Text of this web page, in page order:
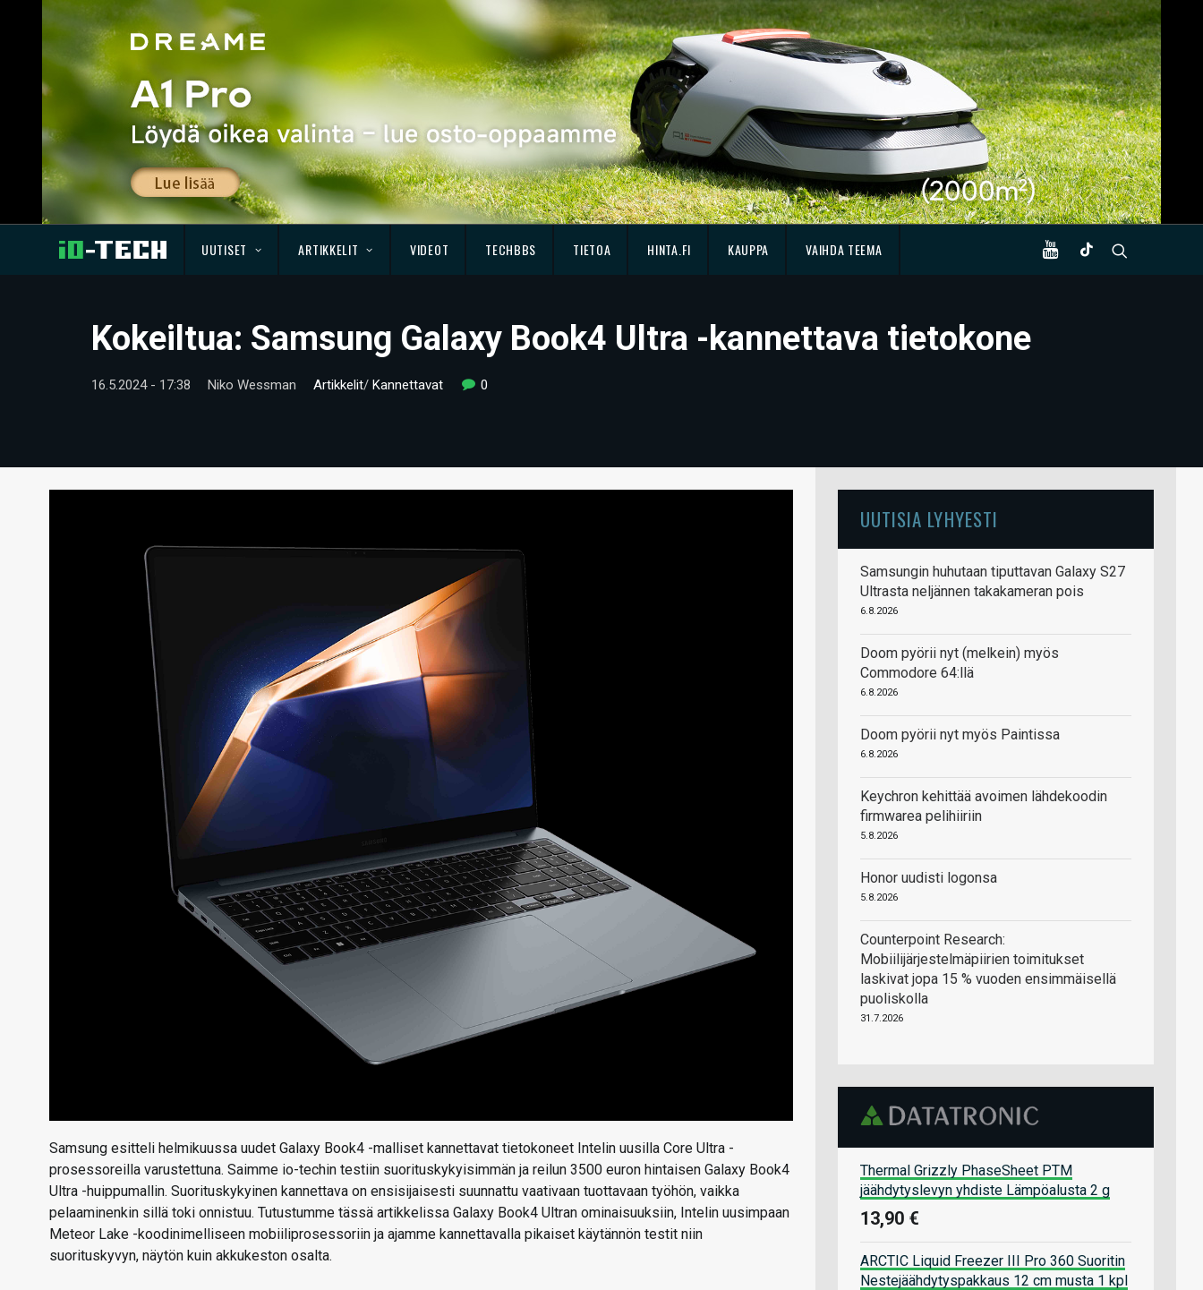
UUTISET ARTIKKELIT VIDEOT TECHBBS TIETOA HINTA.FI KAUPPA VAIHDA TEEMA
Kokeiltua: Samsung Galaxy Book4 Ultra -kannettava tietokone
16.5.2024 - 17:38 Niko Wessman Artikkelit/ Kannettavat 0
Samsung esitteli helmikuussa uudet Galaxy Book4 -malliset kannettavat tietokoneet Intelin uusilla Core Ultra -
prosessoreilla varustettuna. Saimme io-techin testiin suorituskykyisimmän ja reilun 3500 euron hintaisen Galaxy Book4
Ultra -huippumallin. Suorituskykyinen kannettava on ensisijaisesti suunnattu vaativaan tuottavaan työhön, vaikka
pelaaminenkin sillä toki onnistuu. Tutustumme tässä artikkelissa Galaxy Book4 Ultran ominaisuuksiin, Intelin uusimpaan
Meteor Lake -koodinimelliseen mobiiliprosessoriin ja ajamme kannettavalla pikaiset käytännön testit niin
suorituskyvyn, näytön kuin akkukeston osalta.
UUTISIA LYHYESTI
Samsungin huhutaan tiputtavan Galaxy S27
Ultrasta neljännen takakameran pois
6.8.2026
Doom pyörii nyt (melkein) myös
Commodore 64:llä
6.8.2026
Doom pyörii nyt myös Paintissa
6.8.2026
Keychron kehittää avoimen lähdekoodin
firmwarea pelihiiriin
5.8.2026
Honor uudisti logonsa
5.8.2026
Counterpoint Research:
Mobiilijärjestelmäpiirien toimitukset
laskivat jopa 15 % vuoden ensimmäisellä
puoliskolla
31.7.2026
Thermal Grizzly PhaseSheet PTM
jäähdytyslevyn yhdiste Lämpöalusta 2 g
13,90 €
ARCTIC Liquid Freezer III Pro 360 Suoritin
Nestejäähdytyspakkaus 12 cm musta 1 kpl